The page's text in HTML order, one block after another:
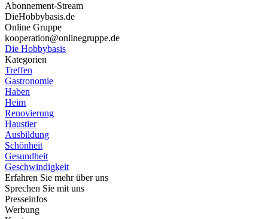
Abonnement-Stream
DieHobbybasis.de
Online Gruppe
kooperation@onlinegruppe.de
Die Hobbybasis
Kategorien
Treffen
Gastronomie
Haben
Heim
Renovierung
Haustier
Ausbildung
Schönheit
Gesundheit
Geschwindigkeit
Erfahren Sie mehr über uns
Sprechen Sie mit uns
Presseinfos
Werbung